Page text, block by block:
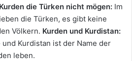
die Türken nicht mögen: Im
die Türken, es gibt keine
Völkern. Kurden und Kurdistan:
Kurdistan ist der Name der
leben.